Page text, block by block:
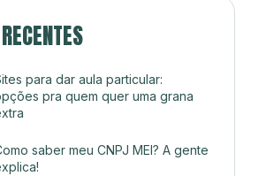
para dar aula particular:
pra quem quer uma grana
saber meu CNPJ MEI? A gente